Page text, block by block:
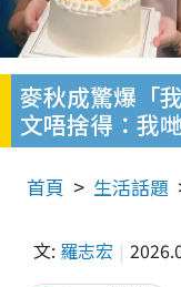
麥秋成驚爆「
文唔捨得：我
首頁 生活話題
文: 羅志宏